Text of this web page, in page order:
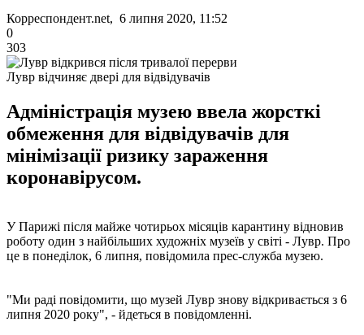
Корреспондент.net, 6 липня 2020, 11:52
0
303
Лувр відчиняє двері для відвідувачів
Адміністрація музею ввела жорсткі
обмеження для відвідувачів для
мінімізації ризику зараження
коронавірусом.
У Парижі після майже чотирьох місяців карантину відновив
роботу один з найбільших художніх музеїв у світі - Лувр. Про
це в понеділок, 6 липня, повідомила прес-служба музею.
"Ми раді повідомити, що музей Лувр знову відкривається з 6
липня 2020 року", - йдеться в повідомленні.